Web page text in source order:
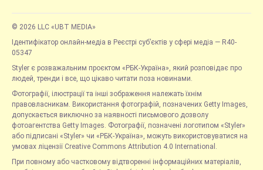
© 2026 LLC «UBT MEDIA»
Ідентифікатор онлайн-медіа в Реєстрі суб’єктів у сфері медіа — R40-
05347
Styler є розважальним проєктом «РБК-Україна», який розповідає про
людей, тренди і все, що цікаво читати поза новинами.
Фотографії, ілюстрації та інші зображення належать їхнім
правовласникам. Використання фотографій, позначених Getty Images,
допускається виключно за наявності письмового дозволу
фотоагентства Getty Images. Фотографії, позначені логотипом «Styler»
або підписані «Styler» чи «РБК-Україна», можуть використовуватися на
умовах ліцензії Creative Commons Attribution 4.0 International.
При повному або частковому відтворенні інформаційних матеріалів,